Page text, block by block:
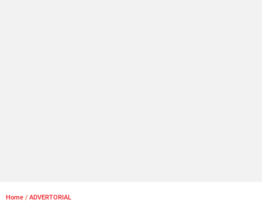
Home / ADVERTORIAL